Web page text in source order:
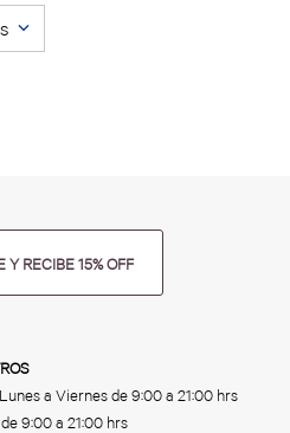
Y RECIBE 15% OFF
a Viernes de 9:00 a 21:00 hrs
9:00 a 21:00 hrs